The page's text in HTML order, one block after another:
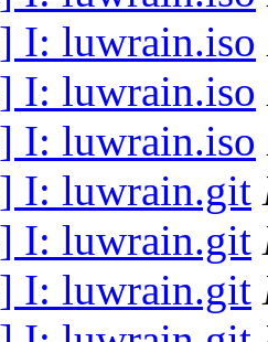
I: luwrain.iso
I: luwrain.iso
I: luwrain.iso
I: luwrain.git
I: luwrain.git
I: luwrain.git